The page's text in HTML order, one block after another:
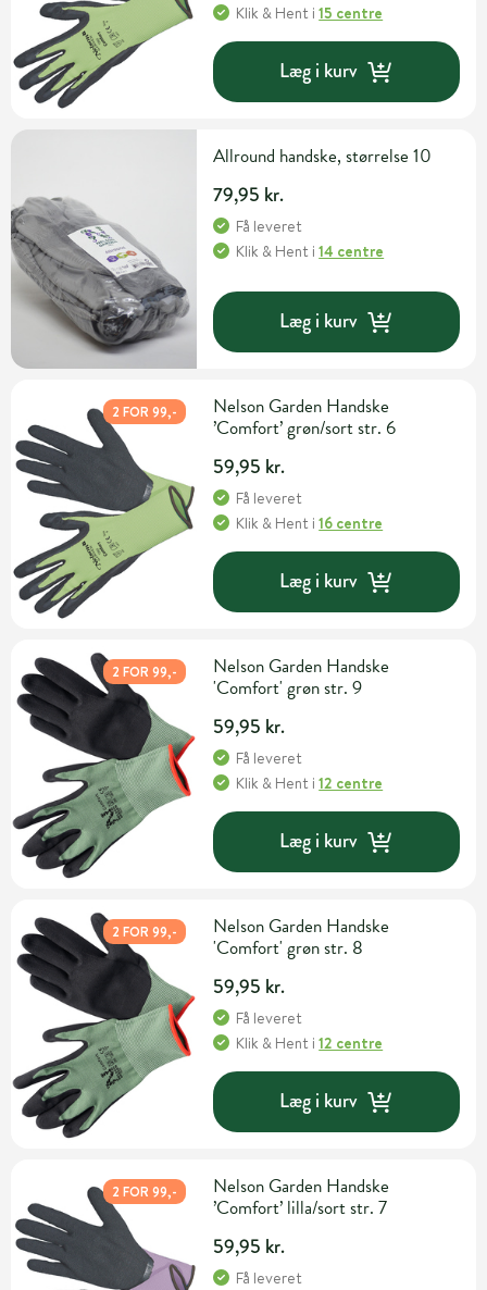
Klik & Hent i15 centre
Læg i kurv
Allround handske, størrelse 10
79,95 kr.
Få leveret
Klik & Hent i14 centre
Læg i kurv
2 FOR 99,-
Nelson Garden Handske
’Comfort’ grøn/sort str. 6
59,95 kr.
Få leveret
Klik & Hent i16 centre
Læg i kurv
2 FOR 99,-
Nelson Garden Handske
'Comfort' grøn str. 9
59,95 kr.
Få leveret
Klik & Hent i12 centre
Læg i kurv
2 FOR 99,-
Nelson Garden Handske
'Comfort' grøn str. 8
59,95 kr.
Få leveret
Klik & Hent i12 centre
Læg i kurv
2 FOR 99,-
Nelson Garden Handske
’Comfort’ lilla/sort str. 7
59,95 kr.
Få leveret